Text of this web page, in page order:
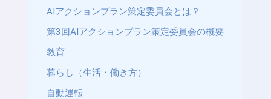
AIアクションプラン策定委員会とは？
第3回AIアクションプラン策定委員会の概要
教育
暮らし（生活・働き方）
自動運転